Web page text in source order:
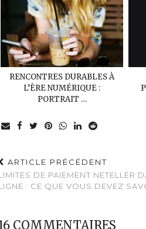
RENCONTRES DURABLES À
L’ÈRE NUMÉRIQUE :
PORTRAIT …
ARTICLE PRÉCÉDENT
DE PAIEMENT NETELLER
: CE QUE VOUS DEVEZ
COMMENTAIRES